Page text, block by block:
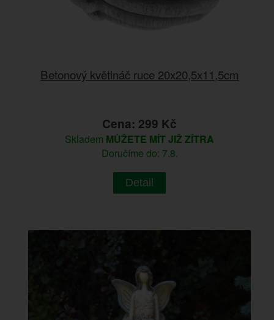
Betonový květináč ruce 20x20,5x11,5cm
Cena: 299 Kč
Skladem MŮŽETE MÍT JIŽ ZÍTRA
Doručíme do: 7.8.
Detail